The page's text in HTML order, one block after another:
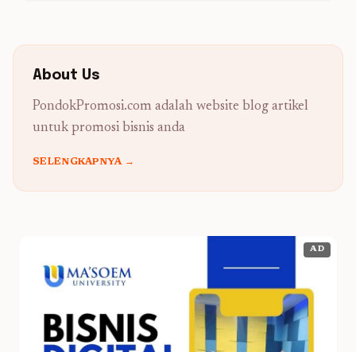
About Us
PondokPromosi.com adalah website blog artikel
untuk promosi bisnis anda
SELENGKAPNYA →
AD